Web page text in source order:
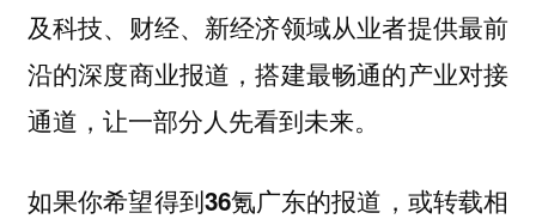
及科技、财经、新经济领域从业者提供最前
沿的深度商业报道，搭建最畅通的产业对接
通道，让一部分人先看到未来。
如果你希望得到36氪广东的报道 ，或转载相